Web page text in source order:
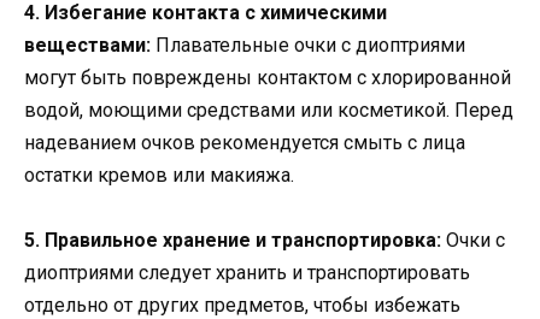
4. Избегание контакта с химическими
веществами: Плавательные очки с диоптриями
могут быть повреждены контактом с хлорированной
водой, моющими средствами или косметикой. Перед
надеванием очков рекомендуется смыть с лица
остатки кремов или макияжа.
5. Правильное хранение и транспортировка: Очки с
диоптриями следует хранить и транспортировать
отдельно от других предметов, чтобы избежать